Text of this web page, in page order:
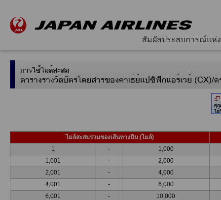
สัมผัสประสบการณ์แห่
ไมล์สะสมรวมของเส้นทางบิน (ไมล์)
1
-
1,000
1,001
-
2,000
2,001
-
4,000
4,001
-
6,000
6,001
-
10,000